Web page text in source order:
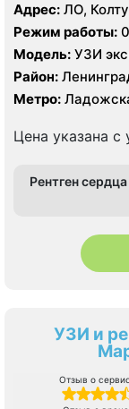
Адрес: ЛО,
Режим работы:
Модель: УЗИ
Район:
Метро:
Цена указана с
Рентген сердца
УЗИ и
Отзыв о